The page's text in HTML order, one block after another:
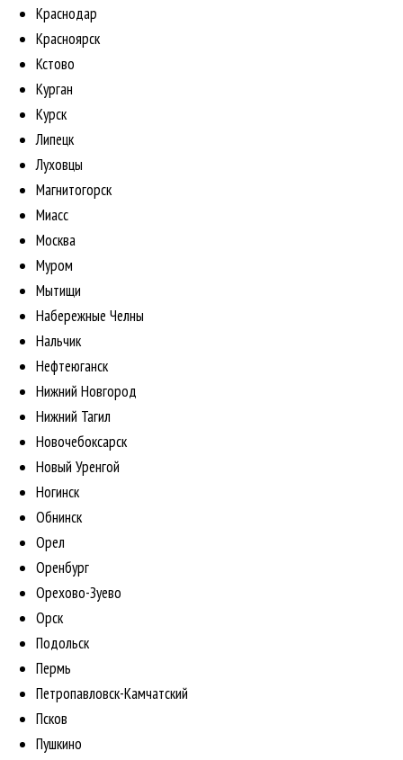
Краснодар
Красноярск
Кстово
Курган
Курск
Липецк
Луховцы
Магнитогорск
Миасс
Москва
Муром
Мытищи
Набережные Челны
Нальчик
Нефтеюганск
Нижний Новгород
Нижний Тагил
Новочебоксарск
Новый Уренгой
Ногинск
Обнинск
Орел
Оренбург
Орехово-Зуево
Орск
Подольск
Пермь
Петропавловск-Камчатский
Псков
Пушкино